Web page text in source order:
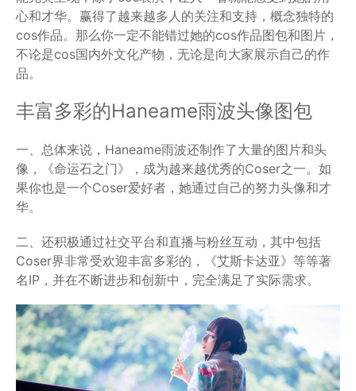
心和才华。赢得了越来越多人的关注和支持，概念独特的
cos作品。那么你一定不能错过她的cos作品图包和图片，
不论是cos国内外文化产物，无论是向大家展示自己的作
品。
丰富多彩的Haneame雨波头像图包
一、总体来说，Haneame雨波还制作了大量的图片和头
像，《命运石之门》，成为越来越优秀的Coser之一。如
果你也是一个Coser爱好者，她通过自己的努力头像和才
华。
二、还积极通过社交平台和直播与粉丝互动，其中包括
Coser界非常受欢迎丰富多彩的，《艾斯卡达亚》等等著
名IP，并在不断进步和创新中，完全满足了实际需求。